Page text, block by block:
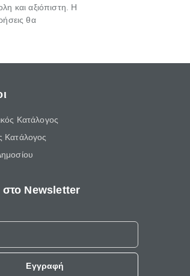
και αξιόπιστη. Η
θα
Κατάλογος
Κατάλογος
Newsletter
Εγγραφή